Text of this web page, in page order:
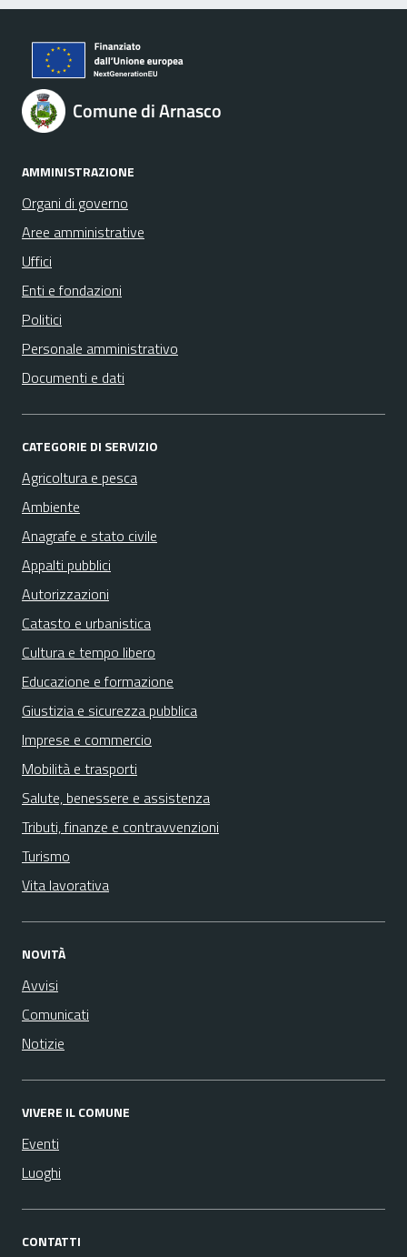
Comune di Arnasco
AMMINISTRAZIONE
Organi di governo
Aree amministrative
Uffici
Enti e fondazioni
Politici
Personale amministrativo
Documenti e dati
CATEGORIE DI SERVIZIO
Agricoltura e pesca
Ambiente
Anagrafe e stato civile
Appalti pubblici
Autorizzazioni
Catasto e urbanistica
Cultura e tempo libero
Educazione e formazione
Giustizia e sicurezza pubblica
Imprese e commercio
Mobilità e trasporti
Salute, benessere e assistenza
Tributi, finanze e contravvenzioni
Turismo
Vita lavorativa
NOVITÀ
Avvisi
Comunicati
Notizie
VIVERE IL COMUNE
Eventi
Luoghi
CONTATTI